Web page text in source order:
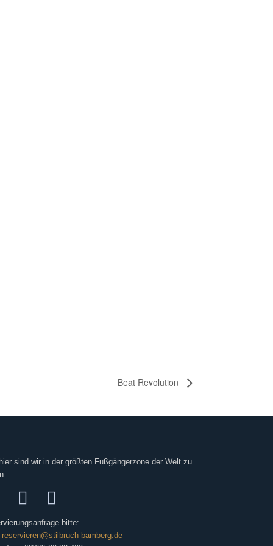
Beat Revolution
sind wir in der größten Fußgängerzone der Welt zu
bitte:
reservieren@stilbruch-bamberg.de